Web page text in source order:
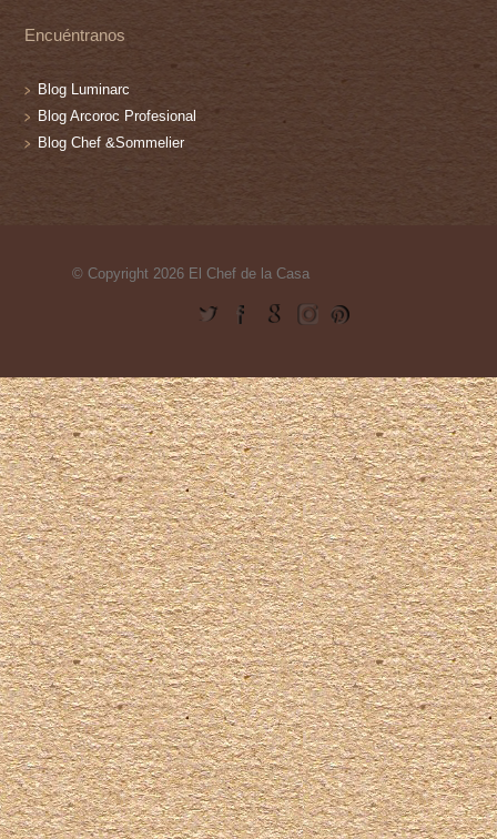
Encuéntranos
Blog Luminarc
Blog Arcoroc Profesional
Blog Chef &Sommelier
© Copyright 2026 El Chef de la Casa